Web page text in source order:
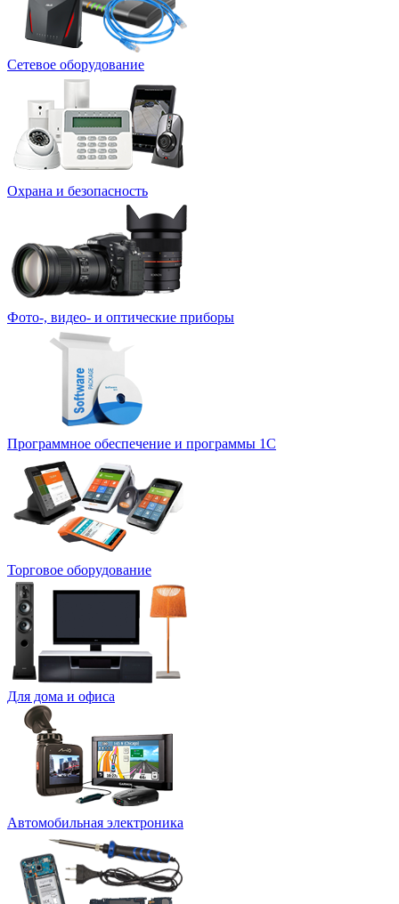
Сетевое оборудование
Охрана и безопасность
Фото-, видео- и оптические приборы
Программное обеспечение и программы 1С
Торговое оборудование
Для дома и офиса
Автомобильная электроника